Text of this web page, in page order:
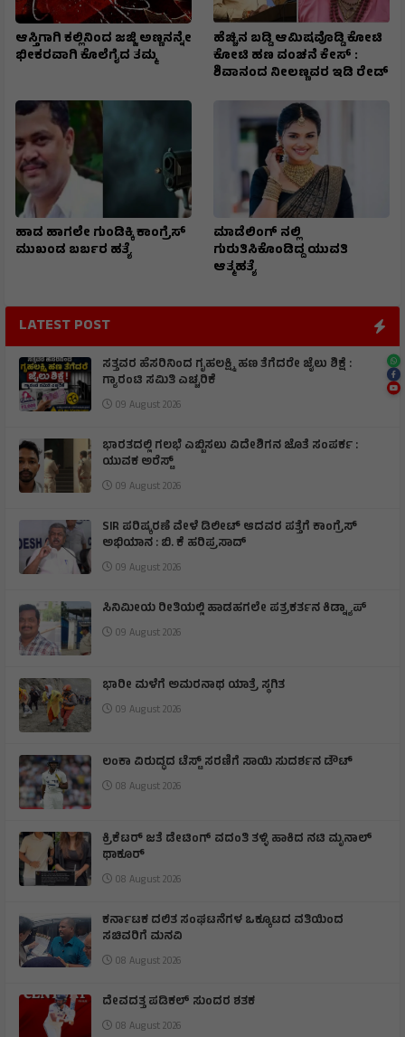
ಆಸ್ತಿಗಾಗಿ ಕಲ್ಲಿನಿಂದ ಜಜ್ಜಿ ಅಣ್ಣನನ್ನೇ
ಭೀಕರವಾಗಿ ಕೊಲೆಗೈದ ತಮ್ಮ
ಹೆಚ್ಚಿನ ಬಡ್ಡಿ ಆಮಿಷವೊಡ್ಡಿ ಕೋಟಿ
ಕೋಟಿ ಹಣ ವಂಚನೆ ಕೇಸ್ :
ಶಿವಾನಂದ ನೀಲಣ್ಣವರ ಇಡಿ ರೇಡ್
ಹಾಡ ಹಾಗಲೇ ಗುಂಡಿಕ್ಕಿ ಕಾಂಗ್ರೆಸ್
ಮುಖಂಡ ಬರ್ಬರ ಹತ್ಯೆ
ಮಾಡೆಲಿಂಗ್ ನಲ್ಲಿ
ಗುರುತಿಸಿಕೊಂಡಿದ್ದ ಯುವತಿ
ಆತ್ಮಹತ್ಯೆ
LATEST POST
ಸತ್ತವರ ಹೆಸರಿನಿಂದ ಗೃಹಲಕ್ಷ್ಮಿ ಹಣ ತೆಗೆದರೇ ಜೈಲು ಶಿಕ್ಷೆ :
ಗ್ಯಾರಂಟಿ ಸಮಿತಿ ಎಚ್ಚರಿಕೆ
09 August 2026
ಭಾರತದಲ್ಲಿ ಗಲಭೆ ಎಬ್ಬಿಸಲು ವಿದೇಶಿಗನ ಜೊತೆ ಸಂಪರ್ಕ :
ಯುವಕ ಅರೆಸ್ಟ್
09 August 2026
SIR ಪರಿಷ್ಕರಣೆ ವೇಳೆ ಡಿಲೀಟ್ ಆದವರ ಪತ್ತೆಗೆ ಕಾಂಗ್ರೆಸ್
ಅಭಿಯಾನ : ಬಿ. ಕೆ ಹರಿಪ್ರಸಾದ್
09 August 2026
ಸಿನಿಮೀಯ ರೀತಿಯಲ್ಲಿ ಹಾಡಹಗಲೇ ಪತ್ರಕರ್ತನ ಕಿಡ್ನ್ಯಾಪ್
09 August 2026
ಭಾರೀ ಮಳೆಗೆ ಅಮರನಾಥ ಯಾತ್ರೆ ಸ್ಥಗಿತ
09 August 2026
ಲಂಕಾ ವಿರುದ್ಧದ ಟೆಸ್ಟ್ ಸರಣಿಗೆ ಸಾಯಿ ಸುದರ್ಶನ ಡೌಟ್
08 August 2026
ಕ್ರಿಕೆಟರ್ ಜತೆ ಡೇಟಿಂಗ್ ವದಂತಿ ತಳ್ಳಿ ಹಾಕಿದ ನಟಿ ಮೃನಾಲ್
ಥಾಕೂರ್
08 August 2026
ಕರ್ನಾಟಕ ದಲಿತ ಸಂಘಟನೆಗಳ ಒಕ್ಕೂಟದ ವತಿಯಿಂದ
ಸಚಿವರಿಗೆ ಮನವಿ
08 August 2026
ದೇವದತ್ತ ಪಡಿಕಲ್ ಸುಂದರ ಶತಕ
08 August 2026